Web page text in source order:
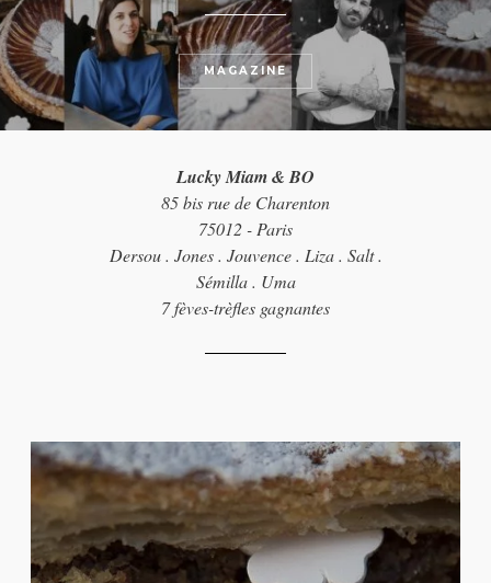
MAGAZINE
Lucky Miam & BO
85 bis rue de Charenton
75012 - Paris
Dersou . Jones . Jouvence . Liza . Salt .
Sémilla . Uma
7 fèves-trèfles gagnantes